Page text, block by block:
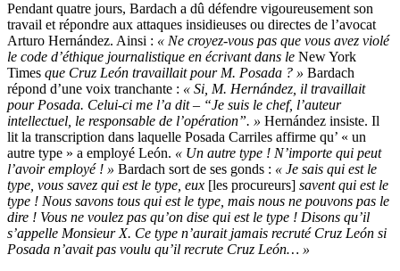
Pendant quatre jours, Bardach a dû défendre vigoureusement son
travail et répondre aux attaques insidieuses ou directes de l’avocat
Arturo Hernández. Ainsi : « Ne croyez-vous pas que vous avez violé
le code d’éthique journalistique en écrivant dans le New York
Times que Cruz León travaillait pour M. Posada ? » Bardach
répond d’une voix tranchante : « Si, M. Hernández, il travaillait
pour Posada. Celui-ci me l’a dit – “Je suis le chef, l’auteur
intellectuel, le responsable de l’opération”. » Hernández insiste. Il
lit la transcription dans laquelle Posada Carriles affirme qu’ « un
autre type » a employé León. « Un autre type ! N’importe qui peut
l’avoir employé ! » Bardach sort de ses gonds : « Je sais qui est le
type, vous savez qui est le type, eux [les procureurs] savent qui est le
type ! Nous savons tous qui est le type, mais nous ne pouvons pas le
dire ! Vous ne voulez pas qu’on dise qui est le type ! Disons qu’il
s’appelle Monsieur X. Ce type n’aurait jamais recruté Cruz León si
Posada n’avait pas voulu qu’il recrute Cruz León… »